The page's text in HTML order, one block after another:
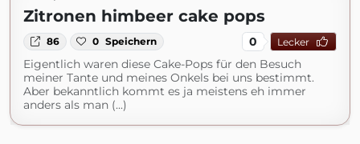
Zitronen himbeer cake pops
86 0 Speichern 0 Lecker
Eigentlich waren diese Cake-Pops für den Besuch
meiner Tante und meines Onkels bei uns bestimmt.
Aber bekanntlich kommt es ja meistens eh immer
anders als man (...)